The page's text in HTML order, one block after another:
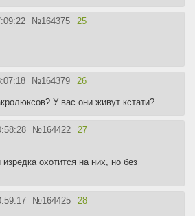
№164375 25
№164379 26
У вас они живут кстати?
№164422 27
охотится на них, но без
№164425 28